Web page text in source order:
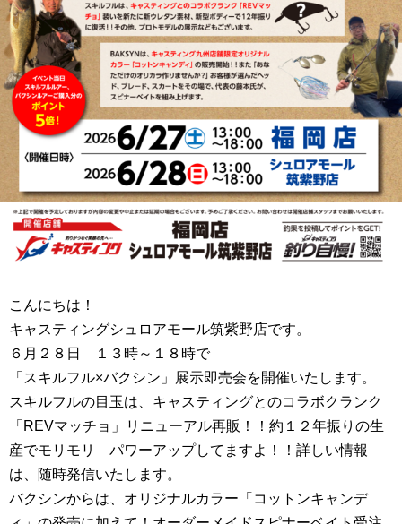
こんにちは！
キャスティングシュロアモール筑紫野店です。
６月２８日 １３時～１８時で
「スキルフル×バクシン」展示即売会を開催いたします。
スキルフルの目玉は、キャスティングとのコラボクランク
「REVマッチョ」リニューアル再販！！約１２年振りの生
産でモリモリ パワーアップしてますよ！！詳しい情報
は、随時発信いたします。
バクシンからは、オリジナルカラー「コットンキャンデ